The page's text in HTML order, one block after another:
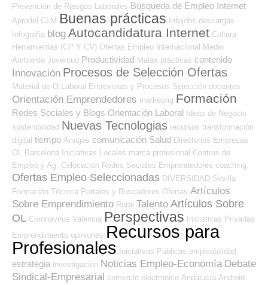
Prevención de Riesgos Laborales Búsqueda de Empleo Internet
Aprodel CLM Buenas prácticas Infojobs descargas
Infografía blog Autocandidatura Internet Cultura
Herramientas (CP Y CV) Ofertas Empleo Internacional Medio
Ambiente Juventud Productividad Malas prácticas contenido
Innovación Procesos de Selección Ofertas
Material de O.Laboral Entrevistas y Procesos Selección docentes
Orientación Emprendedores marketing Formación
Redes Sociales y Blogs Orientación Laboral Ideas de Negocio
sostenibilidad Nuevas Tecnologias recursos transformación
digital tiempo Amigos comunicación Salud Directorios Empresas
OL Barcelona Iniciativas Locales marca profesional Centros de
Empleo y Ag. Colocación Redes Sociales Emprendedores coaching
Ofertas Empleo Seleccionadas DIVERSIDAD Sevilla
Formación Técnica Portales y Buscadores Ofertas Artículos
Sobre Emprendimiento Rural Talento Artículos Sobre
OL Coronavirus Valencia Perspectivas
Iniciativas Privadas
Emprendimiento opiniones Recursos para
Profesionales
Iniciativas Públicas empleabilidad
estrategia investigación Noticias Empleo-Economía Debate
Sindical-Empresarial comercio electrónico Andalucía Android